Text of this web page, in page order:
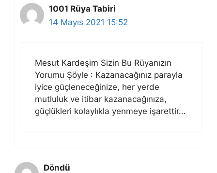
1001 Rüya Tabiri
14 Mayıs 2021 15:52
Mesut Kardeşim Sizin Bu Rüyanızın
Yorumu Şöyle : Kazanacağınız parayla
iyice güçleneceğinize, her yerde
mutluluk ve itibar kazanacağınıza,
güçlükleri kolaylıkla yenmeye işarettir…
Döndü